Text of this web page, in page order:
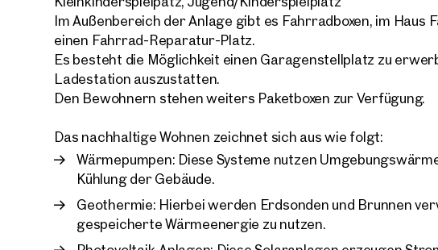
Im Außenbereich der Anlage gibt es Fahrradboxen, im Haus
einen Fahrrad-Reparatur-Platz.
Es besteht die Möglichkeit einen Garagenstellplatz zu
Ladestation auszustatten.
Den Bewohnern stehen weiters Paketboxen zur Verfügung.
Das nachhaltige Wohnen zeichnet sich aus wie folgt:
Wärmepumpen: Diese Systeme nutzen
Kühlung der Gebäude.
Geothermie: Hierbei werden Erdsonden und Brunnen
gespeicherte Wärmeenergie zu nutzen.
Ihre Anfrage
Wir finden